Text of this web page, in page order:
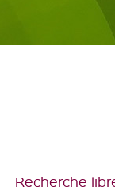
Recherche